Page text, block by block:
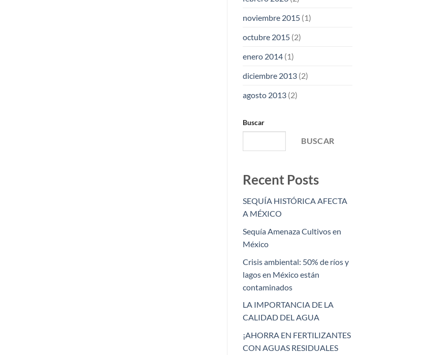
noviembre 2015(1)
octubre 2015(2)
enero 2014(1)
diciembre 2013(2)
agosto 2013(2)
Buscar
BUSCAR
Recent Posts
SEQUÍA HISTÓRICA AFECTA
A MÉXICO
Sequía Amenaza Cultivos en
México
Crisis ambiental: 50% de ríos y
lagos en México están
contaminados
LA IMPORTANCIA DE LA
CALIDAD DEL AGUA
¡AHORRA EN FERTILIZANTES
CON AGUAS RESIDUALES